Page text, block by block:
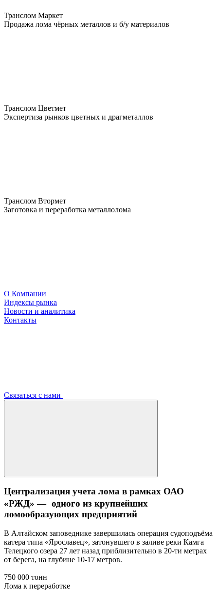
Транслом Маркет
Продажа лома чёрных металлов и б/у материалов
Транслом Цветмет
Экспертиза рынков цветных и драгметаллов
Транслом Втормет
Заготовка и переработка металлолома
О Компании
Индексы рынка
Новости и аналитика
Контакты
Связаться с нами
Централизация учета лома в рамках ОАО
«РЖД» — одного из крупнейших
ломообразующих предприятий
В Алтайском заповеднике завершилась операция судоподъёма
катера типа «Ярославец», затонувшего в заливе реки Камга
Телецкого озера 27 лет назад приблизительно в 20-ти метрах
от берега, на глубине 10-17 метров.
750 000 тонн
Лома к переработке